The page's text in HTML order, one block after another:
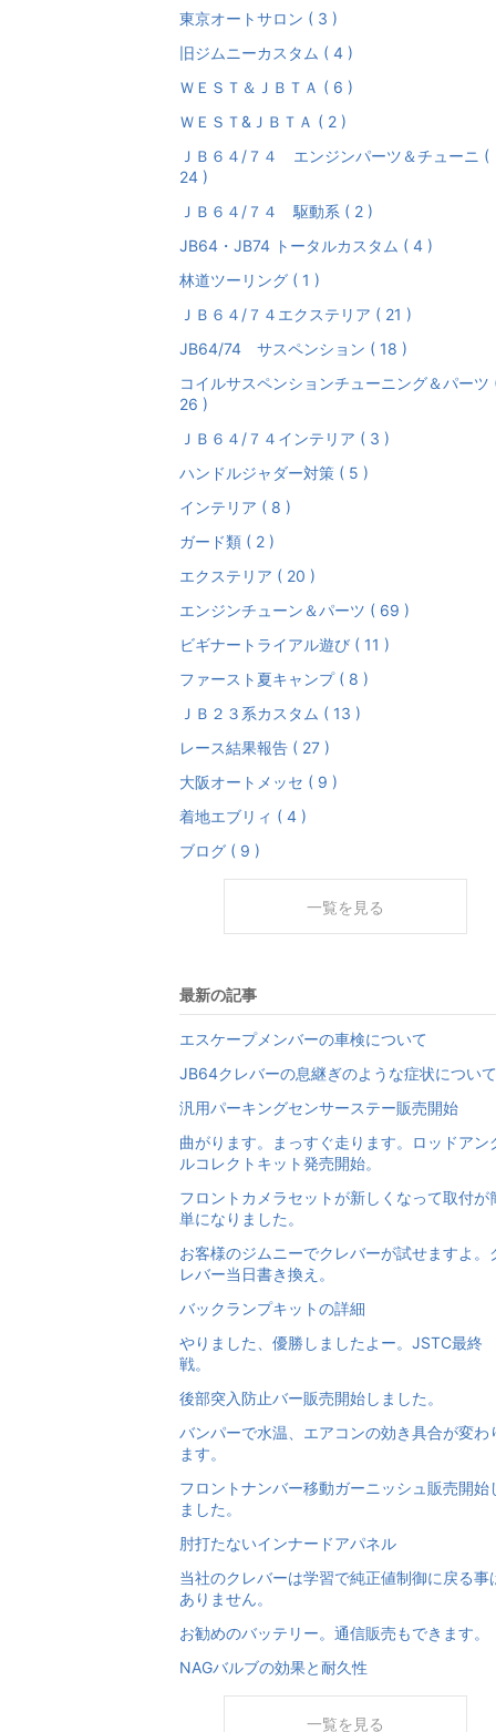
東京オートサロン ( 3 )
旧ジムニーカスタム ( 4 )
ＷＥＳＴ＆ＪＢＴＡ ( 6 )
ＷＥＳＴ&ＪＢＴＡ ( 2 )
ＪＢ６４/７４ エンジンパーツ＆チューニ (
24 )
ＪＢ６４/７４ 駆動系 ( 2 )
JB64・JB74 トータルカスタム ( 4 )
林道ツーリング ( 1 )
ＪＢ６４/７４エクステリア ( 21 )
JB64/74 サスペンション ( 18 )
コイルサスペンションチューニング＆パーツ
26 )
ＪＢ６４/７４インテリア ( 3 )
ハンドルジャダー対策 ( 5 )
インテリア ( 8 )
ガード類 ( 2 )
エクステリア ( 20 )
エンジンチューン＆パーツ ( 69 )
ビギナートライアル遊び ( 11 )
ファースト夏キャンプ ( 8 )
ＪＢ２３系カスタム ( 13 )
レース結果報告 ( 27 )
大阪オートメッセ ( 9 )
着地エブリィ ( 4 )
ブログ ( 9 )
一覧を見る
最新の記事
エスケープメンバーの車検について
JB64クレバーの息継ぎのような症状について
汎用パーキングセンサーステー販売開始
曲がります。まっすぐ走ります。ロッドアン
ルコレクトキット発売開始。
フロントカメラセットが新しくなって取付が
単になりました。
お客様のジムニーでクレバーが試せますよ。
レバー当日書き換え。
バックランプキットの詳細
やりました、優勝しましたよー。JSTC最終
戦。
後部突入防止バー販売開始しました。
バンパーで水温、エアコンの効き具合が変わ
ます。
フロントナンバー移動ガーニッシュ販売開始
ました。
肘打たないインナードアパネル
当社のクレバーは学習で純正値制御に戻る事
ありません。
お勧めのバッテリー。通信販売もできます。
NAGバルブの効果と耐久性
一覧を見る